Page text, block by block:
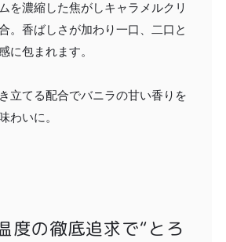
を濃縮した焦がしキャラメルクリ
。香ばしさが加わり一口、二口と
に包まれます。
立てる配合でバニラの甘い香りを
わいに。
度の徹底追求で“とろ